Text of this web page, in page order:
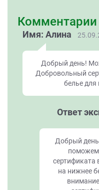
Комментарии
Имя: Алина
Добрый день!
Добровольный
белье для
Ответ
Добрый
сертификата
на нижнее